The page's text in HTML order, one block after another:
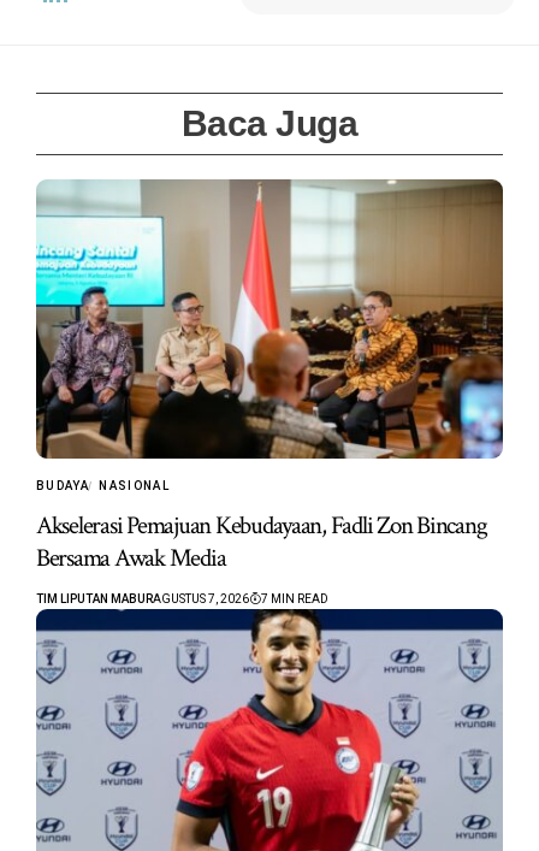
Baca Juga
BUDAYA NASIONAL
Akselerasi Pemajuan Kebudayaan, Fadli Zon Bincang
Bersama Awak Media
TIM LIPUTAN MABURAGUSTUS 7, 2026 7 MIN READ